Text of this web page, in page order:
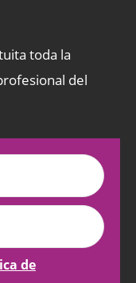
toda la
del
de